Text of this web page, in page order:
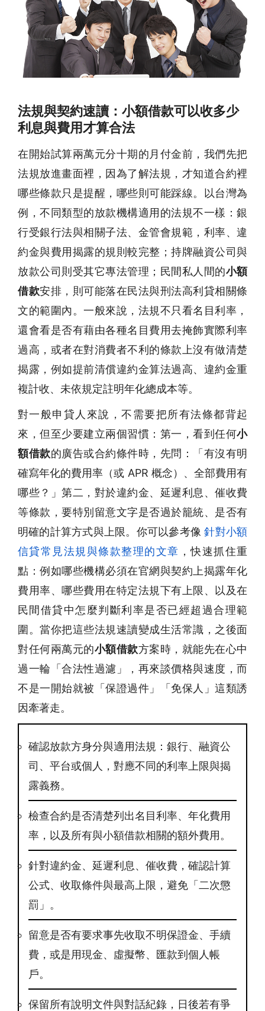
法規與契約速讀：小額借款可以收多少
利息與費用才算合法
在開始試算兩萬元分十期的月付金前，我們先把
法規放進畫面裡，因為了解法規，才知道合約裡
哪些條款只是提醒，哪些則可能踩線。以台灣為
例，不同類型的放款機構適用的法規不一樣：銀
行受銀行法與相關子法、金管會規範，利率、違
約金與費用揭露的規則較完整；持牌融資公司與
放款公司則受其它專法管理；民間私人間的小額
借款安排，則可能落在民法與刑法高利貸相關條
文的範圍內。一般來說，法規不只看名目利率，
還會看是否有藉由各種名目費用去掩飾實際利率
過高，或者在對消費者不利的條款上沒有做清楚
揭露，例如提前清償違約金算法過高、違約金重
複計收、未依規定註明年化總成本等。
對一般申貸人來說，不需要把所有法條都背起
來，但至少要建立兩個習慣：第一，看到任何小
額借款的廣告或合約條件時，先問：「有沒有明
確寫年化的費用率（或 APR 概念）、全部費用有
哪些？」第二，對於違約金、延遲利息、催收費
等條款，要特別留意文字是否過於籠統、是否有
明確的計算方式與上限。你可以參考像針對小額
信貸常見法規與條款整理的文章 ，快速抓住重
點：例如哪些機構必須在官網與契約上揭露年化
費用率、哪些費用在特定法規下有上限、以及在
民間借貸中怎麼判斷利率是否已經超過合理範
圍。當你把這些法規速讀變成生活常識，之後面
對任何兩萬元的小額借款方案時，就能先在心中
過一輪「合法性過濾」，再來談價格與速度，而
不是一開始就被「保證過件」「免保人」這類誘
因牽著走。
確認放款方身分與適用法規：銀行、融資公
司、平台或個人，對應不同的利率上限與揭
露義務。
檢查合約是否清楚列出名目利率、年化費用
率，以及所有與小額借款相關的額外費用。
針對違約金、延遲利息、催收費，確認計算
公式、收取條件與最高上限，避免「二次懲
罰」。
留意是否有要求事先收取不明保證金、手續
費，或是用現金、虛擬幣、匯款到個人帳
戶。
保留所有說明文件與對話紀錄，日後若有爭